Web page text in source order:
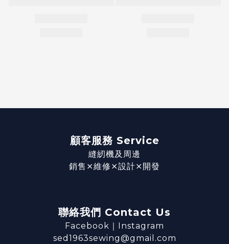
顧客服務 Service
縫紉機及周邊
銷售⨯維修⨯設計⨯開發
聯絡我們 Contact Us
Facebook ｜ Instagram
sed1963sewing@gmail.com